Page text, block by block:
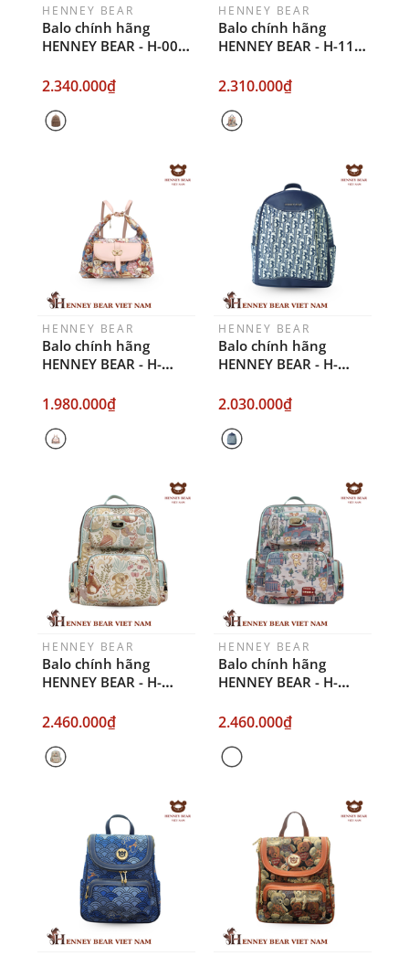
HENNEY BEAR
Balo chính hãng
HENNEY BEAR - H-008-
2.340.000₫
HENNEY BEAR
Balo chính hãng
HENNEY BEAR - H-118
2.310.000₫
HENNEY BEAR
Balo chính hãng
HENNEY BEAR - H-
1.980.000₫
HENNEY BEAR
Balo chính hãng
HENNEY BEAR - H-
2.030.000₫
HENNEY BEAR
Balo chính hãng
HENNEY BEAR - H-
2.460.000₫
HENNEY BEAR
Balo chính hãng
HENNEY BEAR - H-
BRIDGE
2.460.000₫